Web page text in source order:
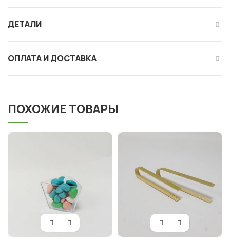
ДЕТАЛИ
ОПЛАТА И ДОСТАВКА
ПОХОЖИЕ ТОВАРЫ